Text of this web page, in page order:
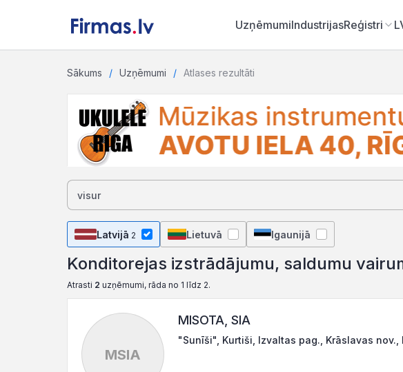
UzņēmumiIndustrijasReģistri
Sākums Uzņēmumi Atlases rezultāti
Latvijā 2 Lietuvā Igaunijā
Konditorejas izstrādājumu, saldumu
Atrasti 2 uzņēmumi, rāda no 1 līdz 2.
MSIA
MISOTA, SIA
"Sunīši", Kurtiši, Izvaltas pag., Krāslavas nov.,